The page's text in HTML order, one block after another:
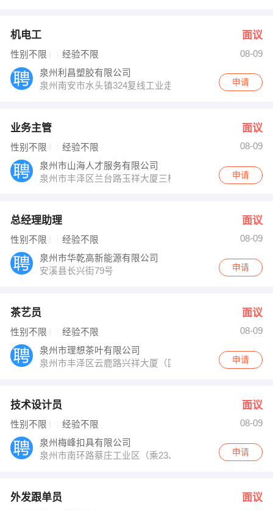
机电工 面议
性别不限 经验不限
08-09
泉州利昌塑胶有限公司
泉州南安市水头镇324复线工业走廊
申请
业务主管 面议
性别不限 经验不限
08-09
泉州市山海人才服务有限公司
泉州市丰泽区兰台路玉祥大厦三楼
申请
总经理助理 面议
性别不限 经验不限
08-09
泉州市华乾高新能源有限公司
安溪县长兴街79号
申请
茶艺员 面议
性别不限 经验不限
08-09
泉州市理想茶叶有限公司
泉州市丰泽区云鹿路兴祥大厦（国贸商城对面）理想茶行
申请
技术设计员 面议
性别不限 经验不限
08-09
泉州梅峰扣具有限公司
泉州市南环路蔡庄工业区（乘23、29路公交车到江南科
申请
外发跟单员 面议